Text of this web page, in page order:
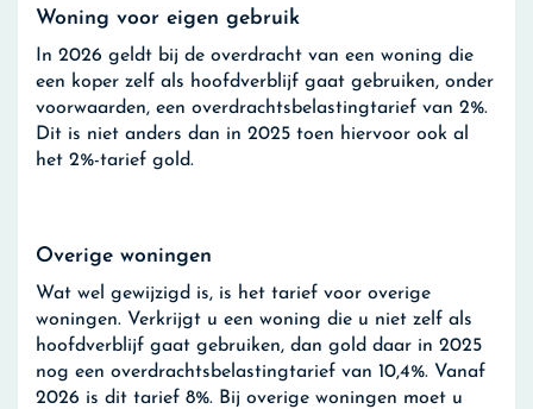
Woning voor eigen gebruik
In 2026 geldt bij de overdracht van een woning die
een koper zelf als hoofdverblijf gaat gebruiken, onder
voorwaarden, een overdrachtsbelastingtarief van 2%.
Dit is niet anders dan in 2025 toen hiervoor ook al
het 2%-tarief gold.
Overige woningen
Wat wel gewijzigd is, is het tarief voor overige
woningen. Verkrijgt u een woning die u niet zelf als
hoofdverblijf gaat gebruiken, dan gold daar in 2025
nog een overdrachtsbelastingtarief van 10,4%. Vanaf
2026 is dit tarief 8%. Bij overige woningen moet u